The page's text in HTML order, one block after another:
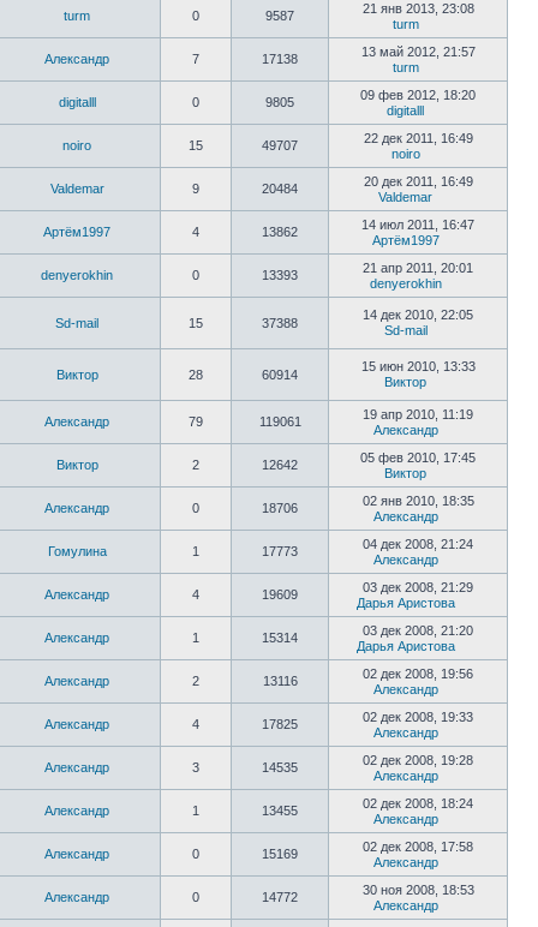
turm 0 9587
21 янв 2013, 23:08
turm
Александр 7 17138
13 май 2012, 21:57
turm
digitalll 0 9805
09 фев 2012, 18:20
digitalll
noiro 15 49707
22 дек 2011, 16:49
noiro
Valdemar 9 20484
20 дек 2011, 16:49
Valdemar
Артём1997 4 13862
14 июл 2011, 16:47
Артём1997
denyerokhin 0 13393
21 апр 2011, 20:01
denyerokhin
Sd-mail 15 37388
14 дек 2010, 22:05
Sd-mail
Виктор 28 60914
15 июн 2010, 13:33
Виктор
Александр 79 119061
19 апр 2010, 11:19
Александр
Виктор 2 12642
05 фев 2010, 17:45
Виктор
Александр 0 18706
02 янв 2010, 18:35
Александр
Гомулина 1 17773
04 дек 2008, 21:24
Александр
Александр 4 19609
03 дек 2008, 21:29
Дарья Аристова
Александр 1 15314
03 дек 2008, 21:20
Дарья Аристова
Александр 2 13116
02 дек 2008, 19:56
Александр
Александр 4 17825
02 дек 2008, 19:33
Александр
Александр 3 14535
02 дек 2008, 19:28
Александр
Александр 1 13455
02 дек 2008, 18:24
Александр
Александр 0 15169
02 дек 2008, 17:58
Александр
Александр 0 14772
30 ноя 2008, 18:53
Александр